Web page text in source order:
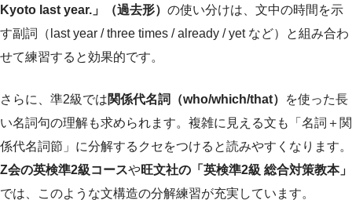
Kyoto last year.」（過去形） の使い分けは、文中の時間を示
す副詞（last year / three times / already / yet など）と組み合わ
せて練習すると効果的です。
さらに、準2級では関係代名詞（who/which/that）
を使った長
い名詞句の理解も求められます。複雑に見える文も「名詞＋関
係代名詞節」に分解するクセをつけると読みやすくなります。
Z会の英検準2級コースや旺文社の「英検準2級 総合対策教本」
では、このような文構造の分解練習が充実しています。